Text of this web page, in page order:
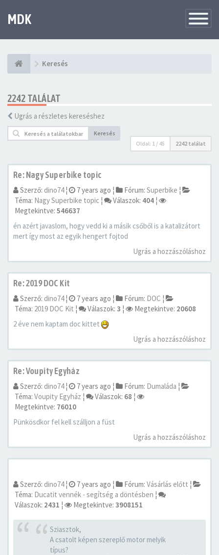
navigáció
MDK
Keresés
2242 TALÁLAT
Ugrás a részletes kereséshez
Keresés
Oldal: 1 / 45 2242 találat
Re: Nagy Superbike topic
Szerző: dino74¦ 7 years ago ¦ Fórum: Superbike ¦
Téma: Nagy Superbike topic ¦ Válaszok: 404 ¦
Megtekintve: 546637
én azért javaslom, hogy vedd ki a másik csőből is a katalizátort
mert így most az egyik hengert fojtod
Ugrás a hozzászóláshoz
Re: 2019 DOC Kit
Szerző: dino74¦ 7 years ago ¦ Fórum: DOC ¦
Téma: 2019 DOC Kit ¦ Válaszok: 3 ¦ Megtekintve: 20608
2 éve nem kaptam doc kittet
Ugrás a hozzászóláshoz
Re: Voupity Egyház
Szerző: dino74¦ 7 years ago ¦ Fórum: Dumaláda ¦
Téma: Voupity Egyház ¦ Válaszok: 68 ¦
Megtekintve: 76010
Pünkösdkor fel kell szálljon a füst
Ugrás a hozzászóláshoz
Szerző: dino74¦ 7 years ago ¦ Fórum: Vásárlás előtt ¦
Téma: Ducatit vennék - segítség a döntésben ¦
Válaszok: 2431 ¦ Megtekintve: 3908151
Sziasztok,
A csatolt képen szereplő motor melyik
típus?